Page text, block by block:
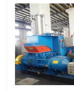
Poprosić o
Maszyna do
Maszyna do